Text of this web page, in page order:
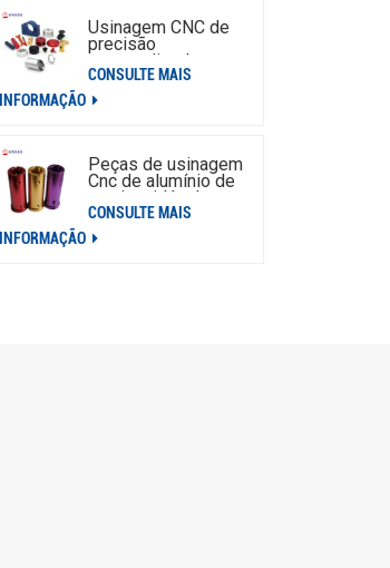
Usinagem CNC de
precisão
personalizada para
placa de interruptor
de alumínio
CONSULTE MAIS
INFORMAÇÃO
Peças de usinagem
Cnc de alumínio de
aço inoxidável
personalizadas OEM
CONSULTE MAIS
INFORMAÇÃO